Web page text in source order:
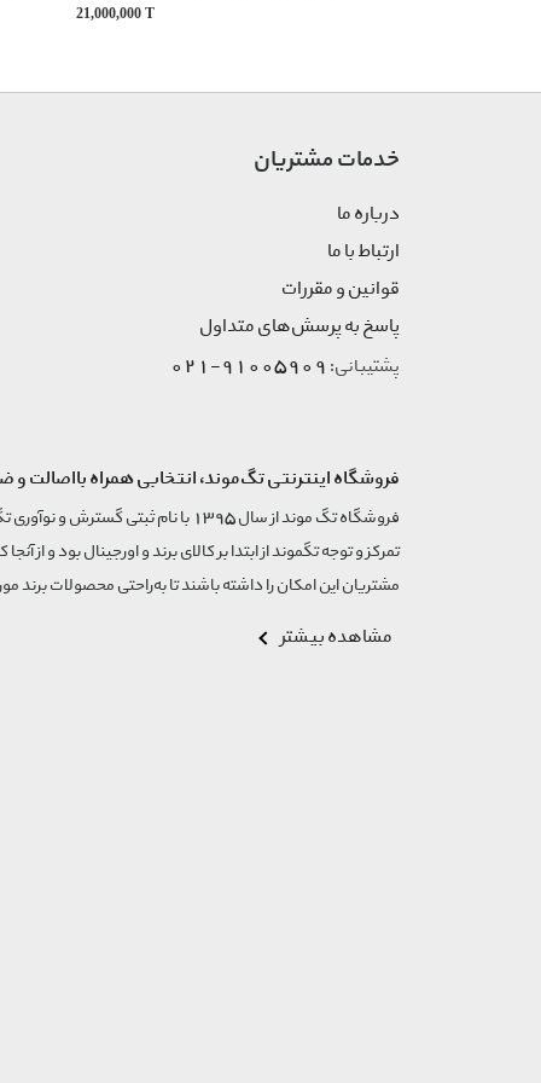
21,000,000 T
خدمات مشتریان
درباره ما
ارتباط با ما
قوانین و مقررات
پاسخ به پرسش‌های متداول
پشتیبانی: 91005909-021
فروشگاه اینترنتی تگ‌موند، انتخابی همراه بااصالت و
تمرکز و توجه تگموند از ابتدا بر کالای برند و اورجینال بود و از
مشتریان این امکان را داشته باشند تا به‌راحتی محصولات برند
مشاهده بیشتر